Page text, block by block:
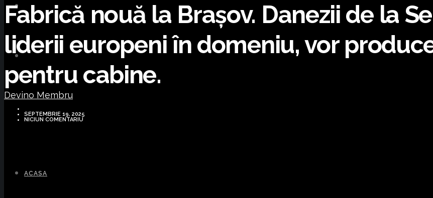
Devino Membru
ACASA
Fabrică nouă la Brașov. Danezii de la
liderii europeni în domeniu, vor
pentru cabine.
SEPTEMBRIE 19, 2025
NICIUN COMENTARIU